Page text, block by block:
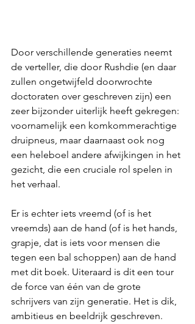
Door verschillende generaties neemt
de verteller, die door Rushdie (en daar
zullen ongetwijfeld doorwrochte
doctoraten over geschreven zijn) een
zeer bijzonder uiterlijk heeft gekregen:
voornamelijk een komkommerachtige
druipneus, maar daarnaast ook nog
een heleboel andere afwijkingen in het
gezicht, die een cruciale rol spelen in
het verhaal.
Er is echter iets vreemd (of is het
vreemds) aan de hand (of is het hands,
grapje, dat is iets voor mensen die
tegen een bal schoppen) aan de hand
met dit boek. Uiteraard is dit een tour
de force van één van de grote
schrijvers van zijn generatie. Het is dik,
ambitieus en beeldrijk geschreven.